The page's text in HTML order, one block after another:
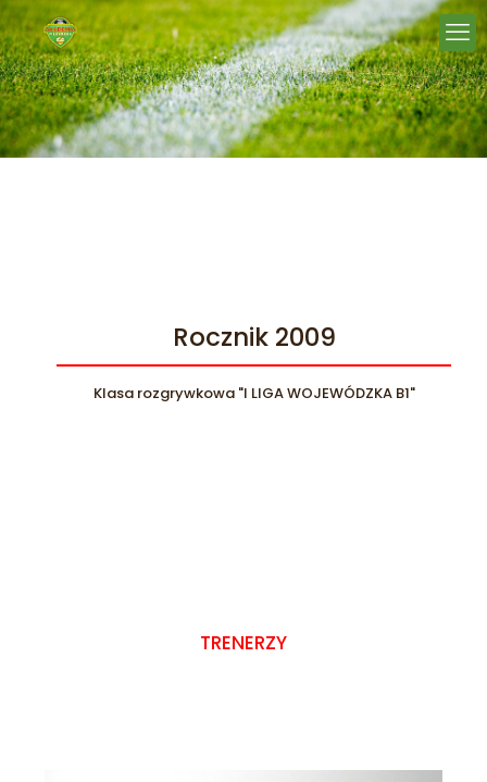
Rocznik 2009
Klasa rozgrywkowa "I LIGA WOJEWÓDZKA B1"
TRENERZY